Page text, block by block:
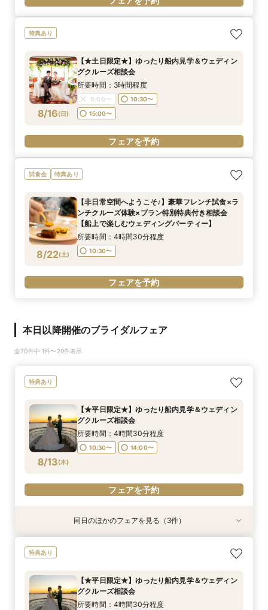
特典あり
8/16(日)
【★土日限定★】ゆったり船内見学＆ウェディン
グクルーズ相談会
所要時間：3時間程度
9:00〜
10:30〜
15:00〜
フェアを予約
試食会 特典あり
8/22(土)
【非日常空間へようこそ♪】豪華フレンチ試食×ラ
ンチクルーズ体験×プラン特別特典付き相談会
【船上で楽しむウェディングパーティー】
所要時間：4時間30分程度
10:30〜
フェアを予約
本日以降開催のブライダルフェア
全70件中 1件〜20件表示
特典あり
8/13(木)
【★平日限定★】ゆったり船内見学＆ウェディン
グクルーズ相談会
所要時間：4時間30分程度
10:30〜 14:00〜
フェアを予約
8/13(木)
【少人数での結婚式にオススメ！】じっくりご見
9:00〜
10:30〜
15:00〜
特典あり
8/13(木)
幸せの航海を♪【スイーツ×５０分クルーズ】１件
13:30〜
8/13(木)
【オンライン相談会】お手軽３Dウォークでご見
10:30〜 13:00〜
同日のほかのフェアを見る（3件）
特典あり
【★平日限定★】ゆったり船内見学＆ウェディン
グクルーズ相談会
所要時間：4時間30分程度